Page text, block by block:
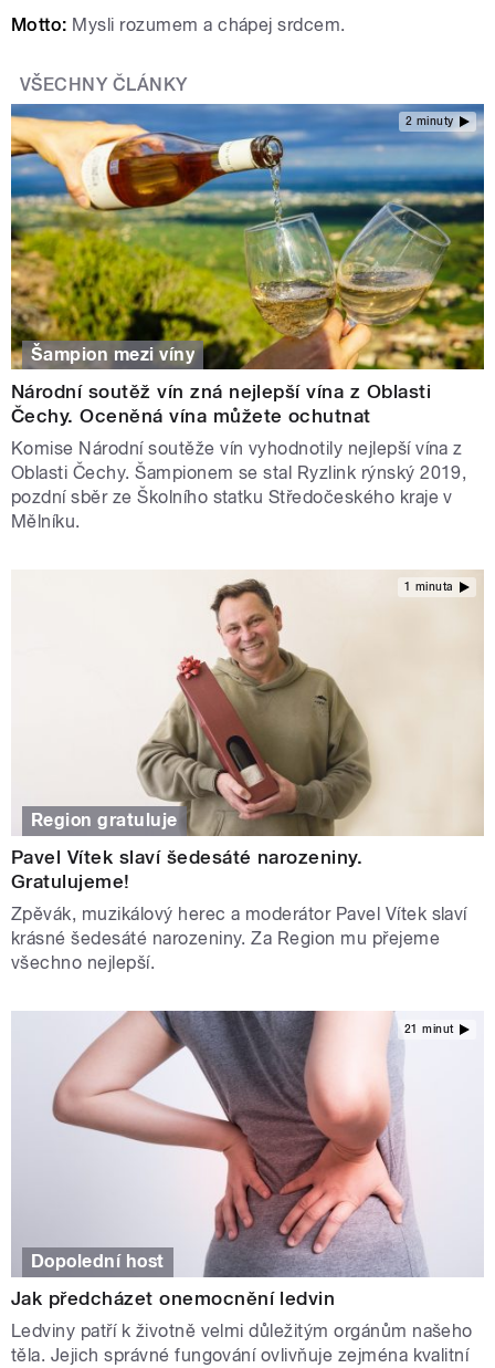
Motto: Mysli rozumem a chápej srdcem.
VŠECHNY ČLÁNKY
2 minuty
Šampion mezi víny
Národní soutěž vín zná nejlepší vína z Oblasti
Čechy. Oceněná vína můžete ochutnat
Komise Národní soutěže vín vyhodnotily nejlepší vína z
Oblasti Čechy. Šampionem se stal Ryzlink rýnský 2019,
pozdní sběr ze Školního statku Středočeského kraje v
Mělníku.
1 minuta
Region gratuluje
Pavel Vítek slaví šedesáté narozeniny.
Gratulujeme!
Zpěvák, muzikálový herec a moderátor Pavel Vítek slaví
krásné šedesáté narozeniny. Za Region mu přejeme
všechno nejlepší.
21 minut
Dopolední host
Jak předcházet onemocnění ledvin
Ledviny patří k životně velmi důležitým orgánům našeho
těla. Jejich správné fungování ovlivňuje zejména kvalitní